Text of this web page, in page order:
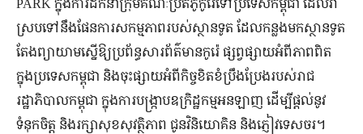
ស្របទៅនឹងផែនការសកម្មភាពរបស់ស្ថានទូត ដែលកន្លងមកស្ថានទូត
តែងព្យាយាមស្នើឱ្យប្រព័ន្ធសារព័ត៌មានកូរ៉េ ផ្សព្វផ្សាយអំពីភាពពិត
ក្នុងប្រទេសកម្ពុជា និងចុះផ្សាយអំពីកិច្ចខិតខំប្រឹងប្រែងរបស់រាជ
រដ្ឋាភិបាលកម្ពុជា ក្នុងការបង្ក្រាបឧក្រិដ្ឋកម្មអនឡាញ ដើម្បីផ្តល់នូវ
ទំនុកចិត្ត និងរក្សាសុខសុវត្ថិភាព ជូនវិនិយោគិន និងភ្ញៀវទេសចរ។